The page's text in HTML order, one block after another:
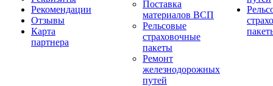
Рекомендации
Отзывы
Карта
партнера
Поставка
материалов ВСП
Рельсовые
страховочные
пакеты
Ремонт
железнодорожных
путей